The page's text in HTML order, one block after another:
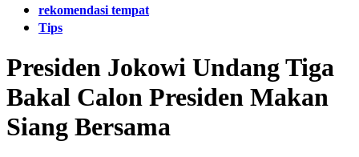
rekomendasi tempat
Tips
Presiden Jokowi Undang Tiga
Bakal Calon Presiden Makan
Siang Bersama